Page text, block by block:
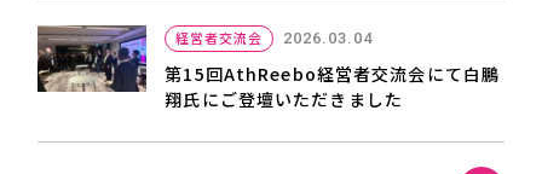
経営者交流会 2026.03.04
第15回AthReebo経営者交流会にて白鵬
翔氏にご登壇いただきました